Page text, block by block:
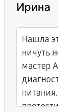
Ирина
Нашла
ничуть
мастер